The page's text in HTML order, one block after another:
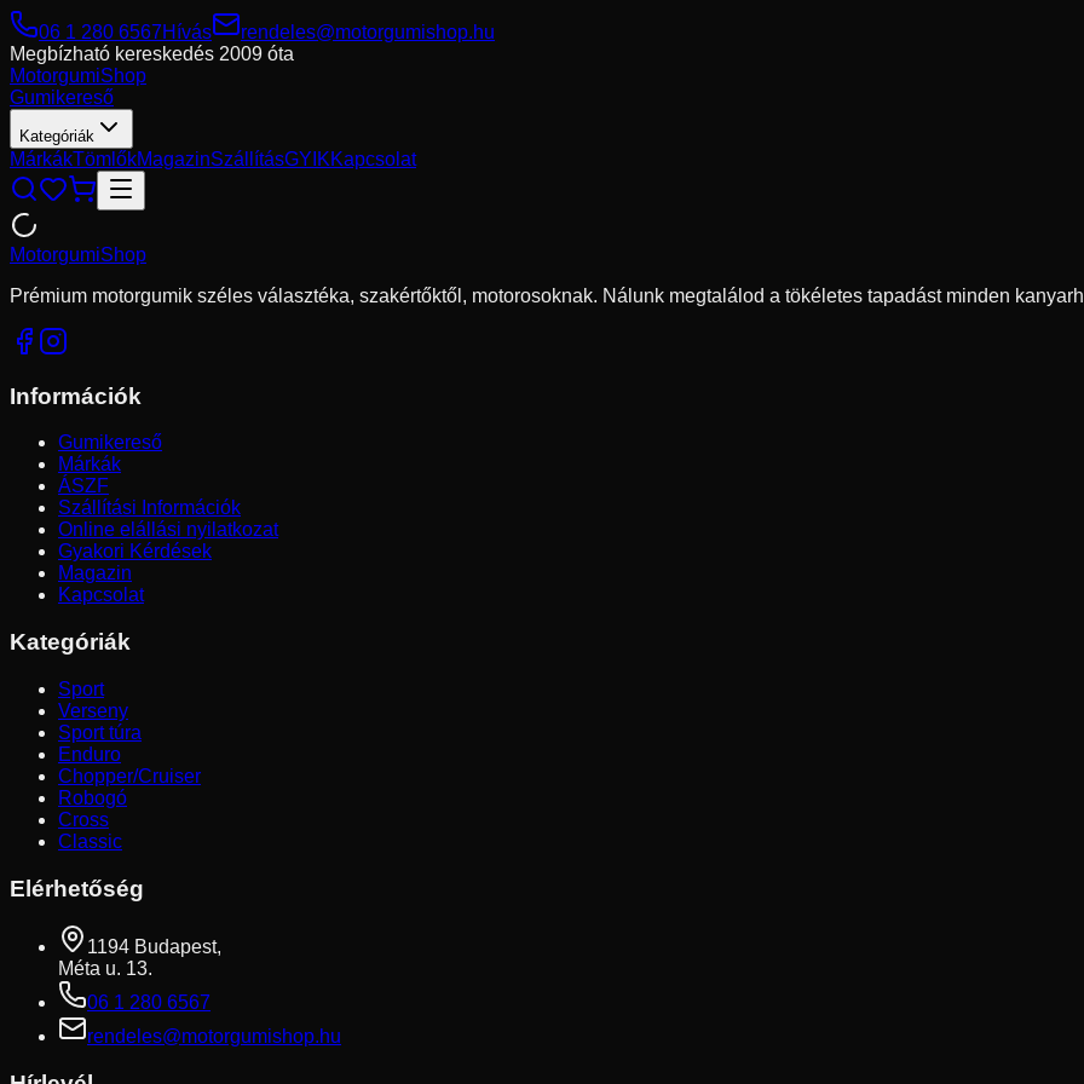
06 1 280 6567Hívás
rendeles@motorgumishop.hu
Megbízható kereskedés 2009 óta
MotorgumiShop
Gumikereső
Kategóriák
MárkákTömlőkMagazinSzállításGYIKKapcsolat
MotorgumiShop
Prémium motorgumik széles választéka, szakértőktől, motorosoknak. Nálunk megtalálod a tökéletes tapadást minden
Információk
Gumikereső
Márkák
ÁSZF
Szállítási Információk
Online elállási nyilatkozat
Gyakori Kérdések
Magazin
Kapcsolat
Kategóriák
Sport
Verseny
Sport túra
Enduro
Chopper/Cruiser
Robogó
Cross
Classic
Elérhetőség
1194 Budapest,
Méta u. 13.
06 1 280 6567
rendeles@motorgumishop.hu